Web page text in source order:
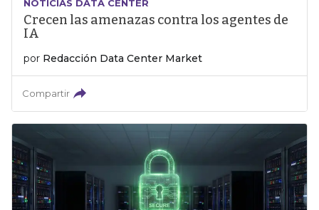
NOTICIAS DATA CENTER
Crecen las amenazas contra los agentes de
IA
por Redacción Data Center Market
Compartir